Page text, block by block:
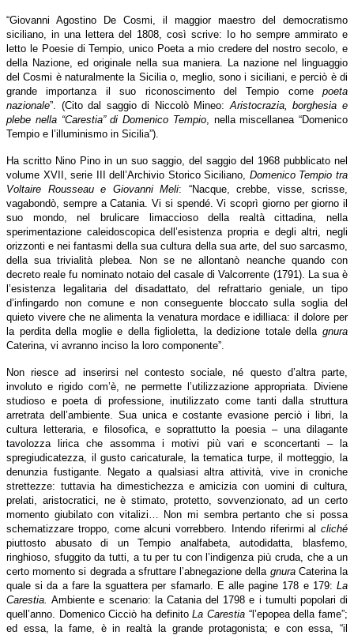
“Giovanni Agostino De Cosmi, il maggior maestro del democratismo
siciliano, in una lettera del 1808, così scrive: Io ho sempre ammirato e
letto le Poesie di Tempio, unico Poeta a mio credere del nostro secolo, e
della Nazione, ed originale nella sua maniera. La nazione nel linguaggio
del Cosmi è naturalmente la Sicilia o, meglio, sono i siciliani, e perciò è di
grande importanza il suo riconoscimento del Tempio come poeta
nazionale”. (Cito dal saggio di Niccolò Mineo: Aristocrazia, borghesia e
plebe nella “Carestia” di Domenico Tempio, nella miscellanea “Domenico
Tempio e l’illuminismo in Sicilia”).
Ha scritto Nino Pino in un suo saggio, del saggio del 1968 pubblicato nel
volume XVII, serie III dell’Archivio Storico Siciliano, Domenico Tempio tra
Voltaire Rousseau e Giovanni Meli: “Nacque, crebbe, visse, scrisse,
vagabondò, sempre a Catania. Vi si spendé. Vi scoprì giorno per giorno il
suo mondo, nel brulicare limaccioso della realtà cittadina, nella
sperimentazione caleidoscopica dell’esistenza propria e degli altri, negli
orizzonti e nei fantasmi della sua cultura della sua arte, del suo sarcasmo,
della sua trivialità plebea. Non se ne allontanò neanche quando con
decreto reale fu nominato notaio del casale di Valcorrente (1791). La sua è
l’esistenza legalitaria del disadattato, del refrattario geniale, un tipo
d’infingardo non comune e non conseguente bloccato sulla soglia del
quieto vivere che ne alimenta la venatura mordace e idilliaca: il dolore per
la perdita della moglie e della figlioletta, la dedizione totale della gnura
Caterina, vi avranno inciso la loro componente”.
Non riesce ad inserirsi nel contesto sociale, né questo d’altra parte,
involuto e rigido com’è, ne permette l’utilizzazione appropriata. Diviene
studioso e poeta di professione, inutilizzato come tanti dalla struttura
arretrata dell’ambiente. Sua unica e costante evasione perciò i libri, la
cultura letteraria, e filosofica, e soprattutto la poesia – una dilagante
tavolozza lirica che assomma i motivi più vari e sconcertanti – la
spregiudicatezza, il gusto caricaturale, la tematica turpe, il motteggio, la
denunzia fustigante. Negato a qualsiasi altra attività, vive in croniche
strettezze: tuttavia ha dimestichezza e amicizia con uomini di cultura,
prelati, aristocratici, ne è stimato, protetto, sovvenzionato, ad un certo
momento giubilato con vitalizi… Non mi sembra pertanto che si possa
schematizzare troppo, come alcuni vorrebbero. Intendo riferirmi al cliché
piuttosto abusato di un Tempio analfabeta, autodidatta, blasfemo,
ringhioso, sfuggito da tutti, a tu per tu con l’indigenza più cruda, che a un
certo momento si degrada a sfruttare l’abnegazione della gnura Caterina la
quale si da a fare la sguattera per sfamarlo. E alle pagine 178 e 179: La
Carestia.Ambiente e scenario: la Catania del 1798 e i tumulti popolari di
quell’anno. Domenico Cicciò ha definitoLa Carestia “l’epopea della fame”;
ed essa, la fame, è in realtà la grande protagonista; e con essa, “il